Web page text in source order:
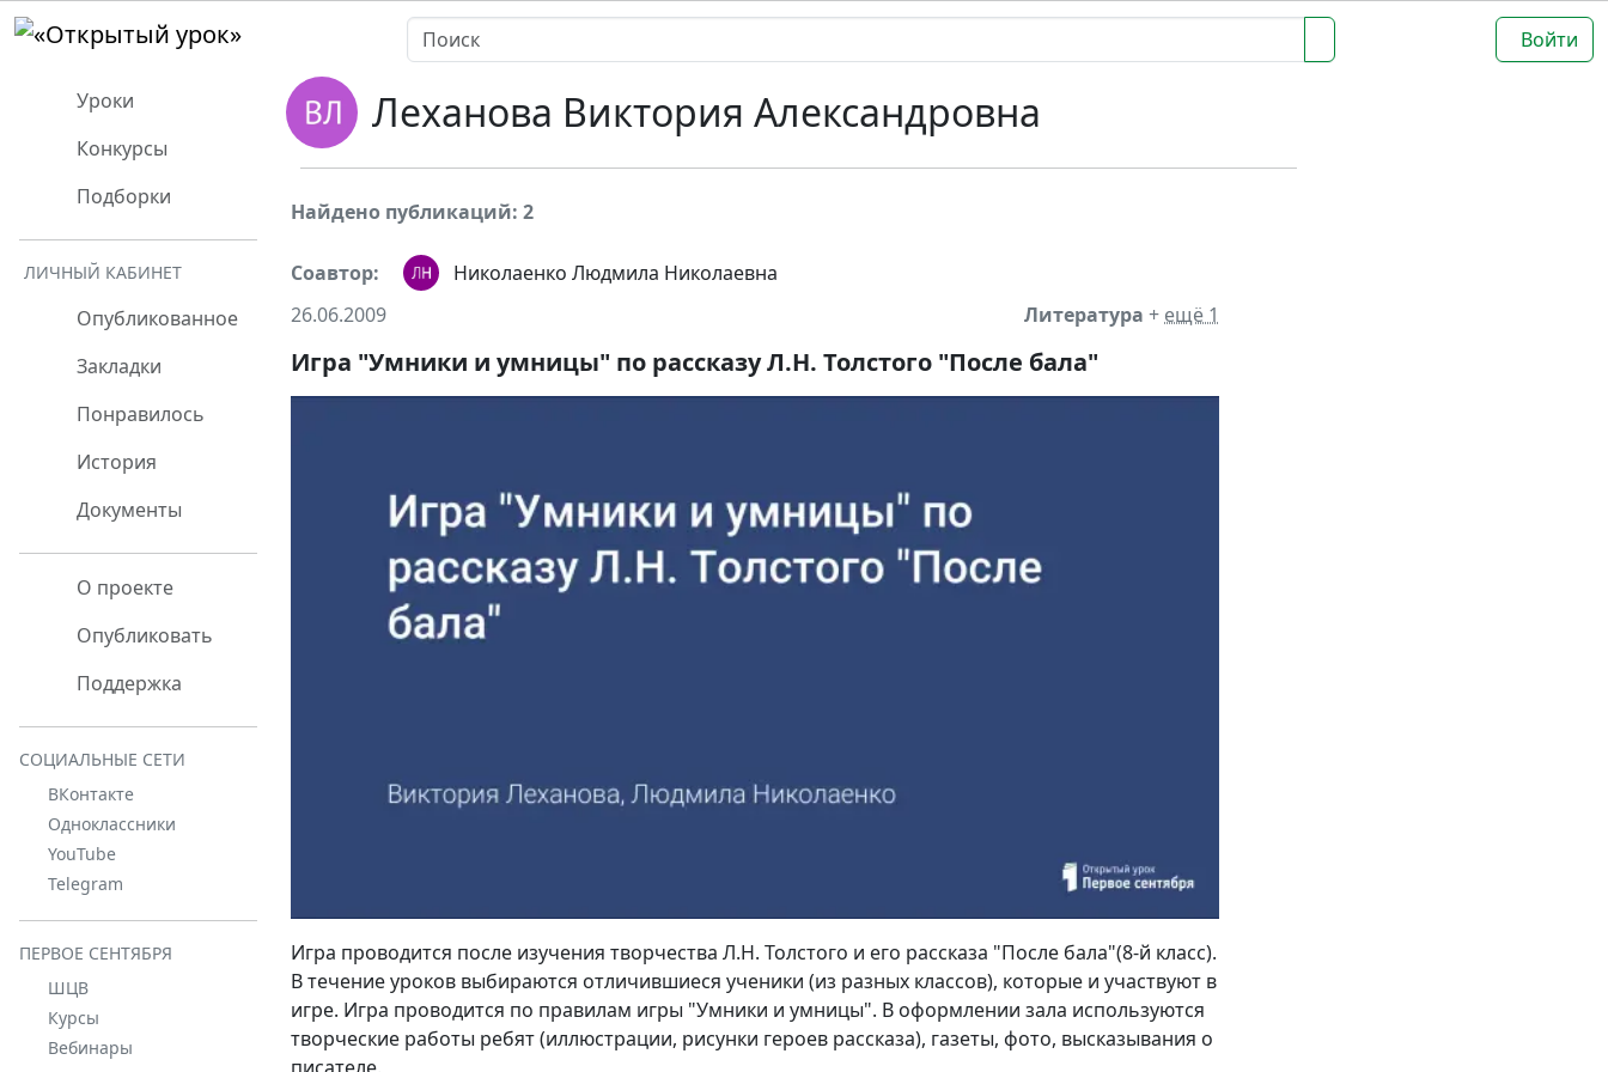
Войти
Уроки
Конкурсы
Подборки
ЛИЧНЫЙ КАБИНЕТ
Опубликованное
Закладки
Понравилось
История
Документы
О проекте
Опубликовать
Поддержка
СОЦИАЛЬНЫЕ СЕТИ
ВКонтакте
Одноклассники
YouTube
Telegram
ПЕРВОЕ СЕНТЯБРЯ
ШЦВ
Курсы
Вебинары
Леханова Виктория Александровна
Найдено публикаций: 2
Соавтор:
Николаенко Людмила Николаевна
26.06.2009
Литература + ещё 1
Игра "Умники и умницы" по рассказу Л.Н. Толстого "После бала"
Игра проводится после изучения творчества Л.Н. Толстого и его рассказа "После бала"(8-й класс).
В течение уроков выбираются отличившиеся ученики (из разных классов), которые и участвуют в
игре. Игра проводится по правилам игры "Умники и умницы". В оформлении зала используются
творческие работы ребят (иллюстрации, рисунки героев рассказа), газеты, фото, высказывания о